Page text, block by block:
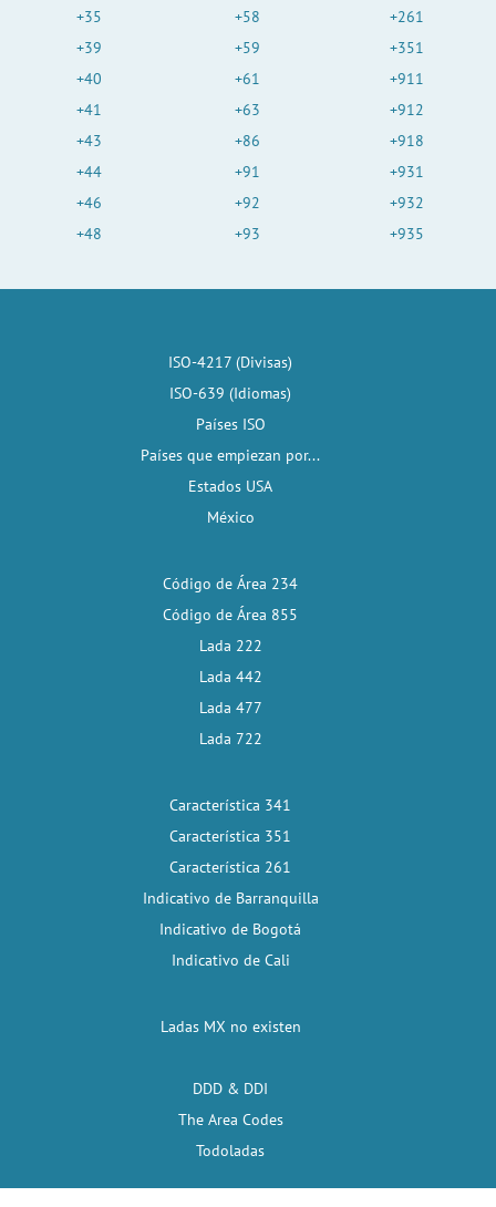
+35
+39
+40
+41
+43
+44
+46
+48
+58
+59
+61
+63
+86
+91
+92
+93
+261
+351
+911
+912
+918
+931
+932
+935
ISO-4217 (Divisas)
ISO-639 (Idiomas)
Países ISO
Países que empiezan por...
Estados USA
México
Código de Área 234
Código de Área 855
Lada 222
Lada 442
Lada 477
Lada 722
Característica 341
Característica 351
Característica 261
Indicativo de Barranquilla
Indicativo de Bogotá
Indicativo de Cali
Ladas MX no existen
DDD & DDI
The Area Codes
Todoladas